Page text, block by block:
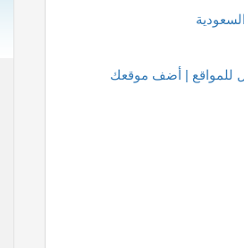
للمواقع | أضف موقعك